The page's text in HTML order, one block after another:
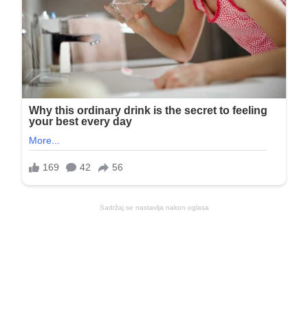
Sadržaj se nastavlja nakon oglasa